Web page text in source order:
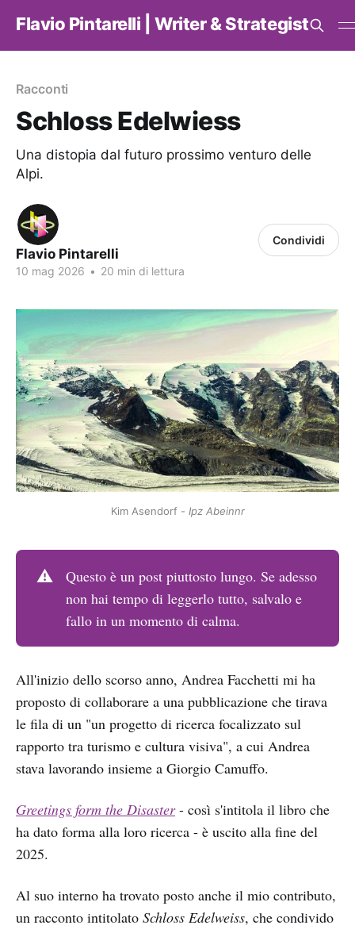
Flavio Pintarelli | Writer & Strategist
Racconti
Schloss Edelwiess
Una distopia dal futuro prossimo venturo delle
Alpi.
Flavio Pintarelli
10 mag 2026 • 20 min di lettura
Condividi
Kim Asendorf - Ipz Abeinnr
⚠️
Questo è un post piuttosto lungo. Se adesso
non hai tempo di leggerlo tutto, salvalo e
fallo in un momento di calma.
All'inizio dello scorso anno, Andrea Facchetti mi ha
proposto di collaborare a una pubblicazione che tirava
le fila di un "un progetto di ricerca focalizzato sul
rapporto tra turismo e cultura visiva", a cui Andrea
stava lavorando insieme a Giorgio Camuffo.
Greetings form the Disaster- così s'intitola il libro che
ha dato forma alla loro ricerca - è uscito alla fine del
2025.
Al suo interno ha trovato posto anche il mio contributo,
un racconto intitolato Schloss Edelweiss, che condivido